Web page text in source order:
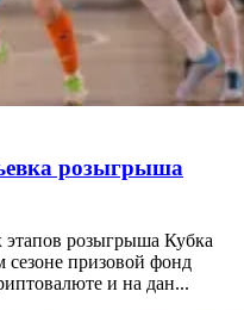
розыгрыша
этапов розыгрыша Кубка
призовой фонд
и на дан...